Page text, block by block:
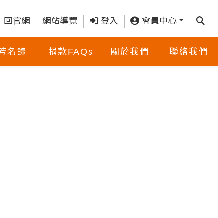
回官網 網站導覽 登入 會員中心 查詢
名錄 捐款FAQs 關於我們 聯絡我們